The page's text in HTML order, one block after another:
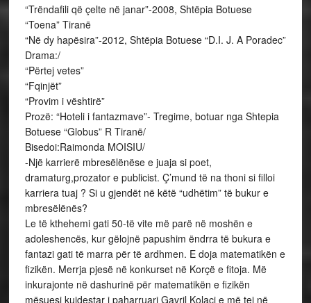
“Trëndafili që çelte në janar”-2008, Shtëpia Botuese
“Toena” Tiranë
“Në dy hapësira”-2012, Shtëpia Botuese “D.I. J. A Poradec”
Drama:/
“Përtej vetes”
“Fqinjët”
“Provim i vështirë”
Prozë: “Hoteli i fantazmave”- Tregime, botuar nga Shtepia
Botuese “Globus” R Tiranë/
Bisedoi:Raimonda MOISIU/
-Një karrierë mbresëlënëse e juaja si poet,
dramaturg,prozator e publicist. Ç’mund të na thoni si filloi
karriera tuaj ? Si u gjendët në këtë “udhëtim” të bukur e
mbresëlënës?
Le të kthehemi gati 50-të vite më parë në moshën e
adoleshencës, kur gëlojnë papushim ëndrra të bukura e
fantazi gati të marra për të ardhmen. E doja matematikën e
fizikën. Merrja pjesë në konkurset në Korçë e fitoja. Më
inkurajonte në dashurinë për matematikën e fizikën
mësuesi kujdestar i paharruari Gavril Kolaci e më tej në